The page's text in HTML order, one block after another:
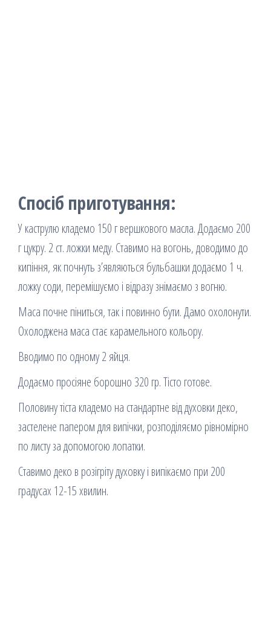
Спосіб приготування:
У каструлю кладемо 150 г вершкового масла. Додаємо 200
г цукру. 2 ст. ложки меду. Ставимо на вогонь, доводимо до
кипіння, як почнуть з’являються бульбашки додаємо 1 ч.
ложку соди, перемішуємо і відразу знімаємо з вогню.
Маса почне піниться, так і повинно бути. Дамо охолонути.
Охолоджена маса стає карамельного кольору.
Вводимо по одному 2 яйця.
Додаємо просіяне борошно 320 гр. Тісто готове.
Половину тіста кладемо на стандартне від духовки деко,
застелене папером для випічки, розподіляємо рівномірно
по листу за допомогою лопатки.
Ставимо деко в розігріту духовку і випікаємо при 200
градусах 12-15 хвилин.